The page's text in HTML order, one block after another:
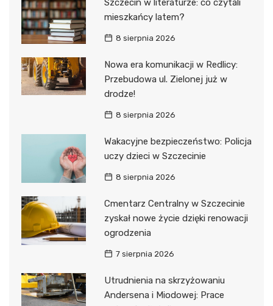
Szczecin w literaturze: co czytali
mieszkańcy latem?
8 sierpnia 2026
Nowa era komunikacji w Redlicy:
Przebudowa ul. Zielonej już w
drodze!
8 sierpnia 2026
Wakacyjne bezpieczeństwo: Policja
uczy dzieci w Szczecinie
8 sierpnia 2026
Cmentarz Centralny w Szczecinie
zyskał nowe życie dzięki renowacji
ogrodzenia
7 sierpnia 2026
Utrudnienia na skrzyżowaniu
Andersena i Miodowej: Prace